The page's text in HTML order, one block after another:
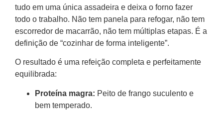
tudo em uma única assadeira e deixa o forno fazer
todo o trabalho. Não tem panela para refogar, não tem
escorredor de macarrão, não tem múltiplas etapas. É a
definição de “cozinhar de forma inteligente”.
O resultado é uma refeição completa e perfeitamente
equilibrada:
Proteína magra: Peito de frango suculento e
bem temperado.